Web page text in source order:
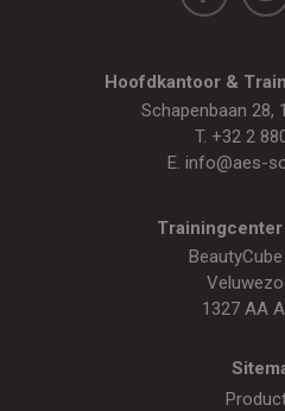
Hoofdkantoor &
Schapenbaan 28,
T. +32 2
E. info@aes-
1327 AA